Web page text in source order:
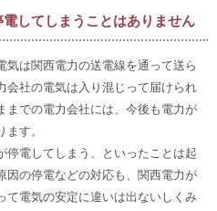
してしまうことはありません
気は関西電力の送電線を通って送ら
会社の電気は入り混じって届けられ
までの電力会社には、今後も電力が
す。
停電してしまう、といったことは起
因の停電などの対応も、関西電力が
て電気の安定に違いは出ないしくみ